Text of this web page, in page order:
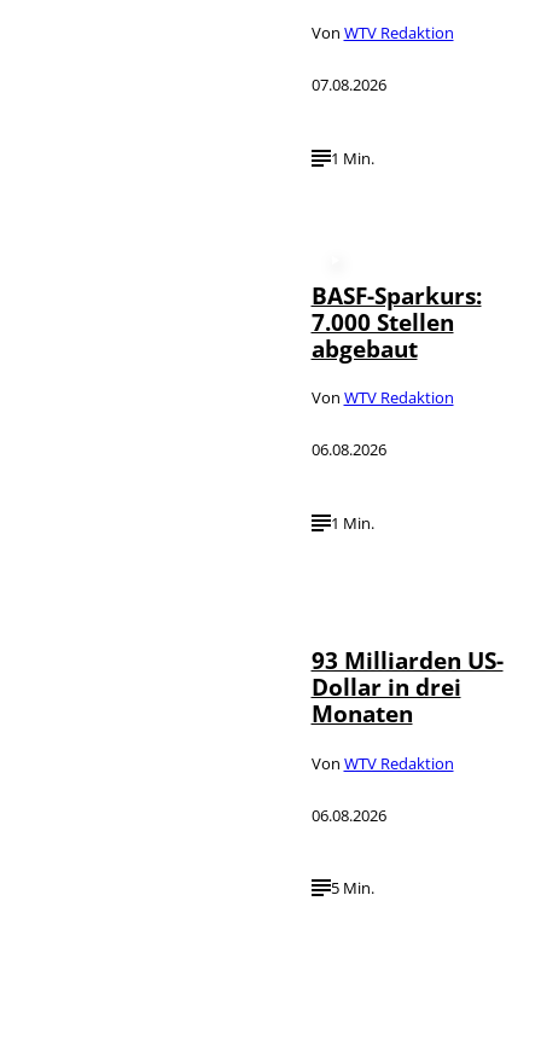
Von WTV Redaktion
07.08.2026
1 Min.
BASF-Sparkurs:
7.000 Stellen
abgebaut
Von WTV Redaktion
06.08.2026
1 Min.
93 Milliarden US-
Dollar in drei
Monaten
Von WTV Redaktion
06.08.2026
5 Min.